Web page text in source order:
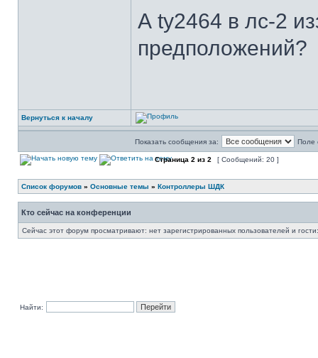
А ty2464 в лс-2
предположений?
Вернуться к началу
Показать сообщения за: Поле
Страница 2 из 2 [ Сообщений: 20 ]
Список форумов » Основные темы » Контроллеры ШДК
Кто сейчас на конференции
Сейчас этот форум просматривают: нет зарегистрированных пользователей и
Найти: